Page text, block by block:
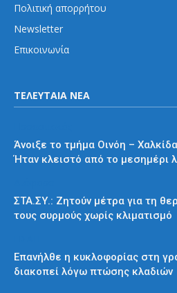
Πολιτική απορρήτου
Newsletter
Επικοινωνία
ΤΕΛΕΥΤΑΙΑ ΝΕΑ
Άνοιξε το τμήμα Οινόη –
Ήταν κλειστό από το μεσημέρι
ΣΤΑ.ΣΥ.: Ζητούν μέτρα για τη
τους συρμούς χωρίς κλιματισμό
Επανήλθε η κυκλοφορίας στη
διακοπεί λόγω πτώσης κλαδιών